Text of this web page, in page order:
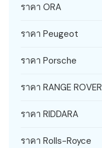
ราคา ORA
ราคา Peugeot
ราคา Porsche
ราคา RANGE ROVER
ราคา RIDDARA
ราคา Rolls-Royce